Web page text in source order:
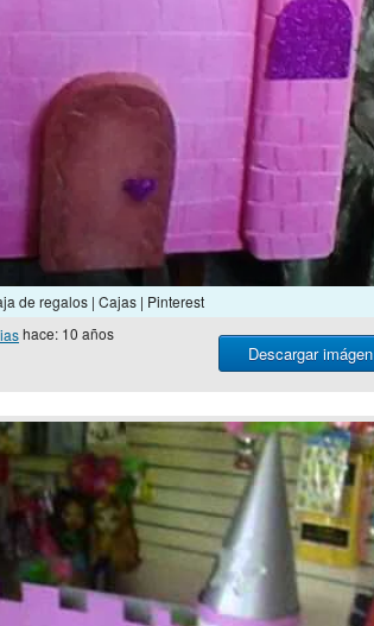
de regalos | Cajas | Pinterest
Descargar imágen
hace: 10 años